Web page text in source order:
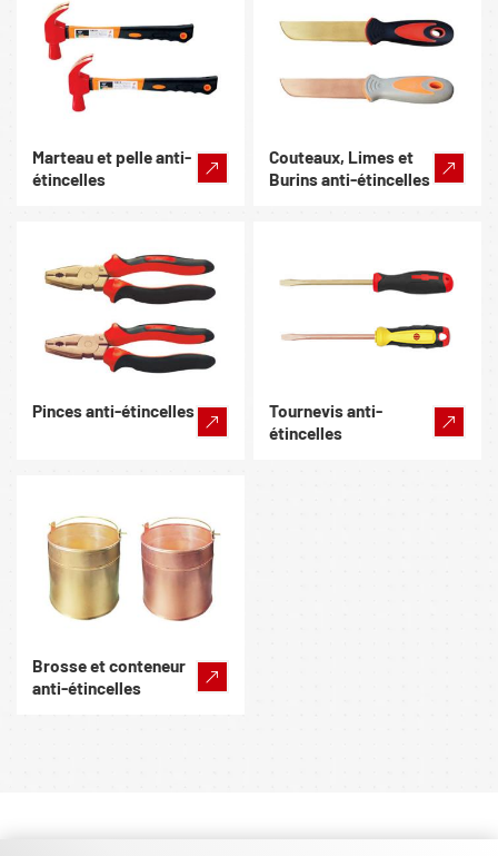
Marteau et pelle anti-
étincelles
Couteaux, Limes et
Burins anti-étincelles
Pinces anti-étincelles
Tournevis anti-
étincelles
Brosse et conteneur
anti-étincelles